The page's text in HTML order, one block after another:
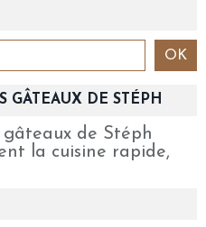
GÂTEAUX DE STÉPH
la cuisine rapide,